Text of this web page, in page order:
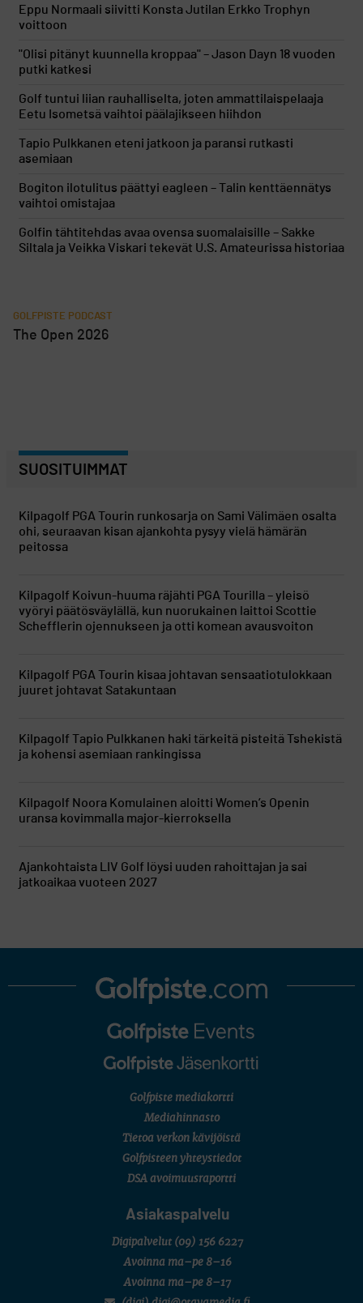
Eppu Normaali siivitti Konsta Jutilan Erkko Trophyn
voittoon
"Olisi pitänyt kuunnella kroppaa" – Jason Dayn 18 vuoden
putki katkesi
Golf tuntui liian rauhalliselta, joten ammattilaispelaaja
Eetu Isometsä vaihtoi päälajikseen hiihdon
Tapio Pulkkanen eteni jatkoon ja paransi rutkasti
asemiaan
Bogiton ilotulitus päättyi eagleen – Talin kenttäennätys
vaihtoi omistajaa
Golfin tähtitehdas avaa ovensa suomalaisille – Sakke
Siltala ja Veikka Viskari tekevät U.S. Amateurissa historiaa
GOLFPISTE PODCAST
The Open 2026
SUOSITUIMMAT
Kilpagolf PGA Tourin runkosarja on Sami Välimäen osalta
ohi, seuraavan kisan ajankohta pysyy vielä hämärän
peitossa
Kilpagolf Koivun-huuma räjähti PGA Tourilla – yleisö
vyöryi päätösväylällä, kun nuorukainen laittoi Scottie
Schefflerin ojennukseen ja otti komean avausvoiton
Kilpagolf PGA Tourin kisaa johtavan sensaatiotulokkaan
juuret johtavat Satakuntaan
Kilpagolf Tapio Pulkkanen haki tärkeitä pisteitä Tshekistä
ja kohensi asemiaan rankingissa
Kilpagolf Noora Komulainen aloitti Women’s Openin
uransa kovimmalla major-kierroksella
Ajankohtaista
LIV Golf löysi uuden rahoittajan ja sai
jatkoaikaa vuoteen 2027
Golfpiste mediakortti
Mediahinnasto
Tietoa verkon kävijöistä
Golfpisteen yhteystiedot
DSA avoimuusraportti
Asiakaspalvelu
Digipalvelut (09) 156 6227
Avoinna ma–pe 8–16
Avoinna ma–pe 8–17